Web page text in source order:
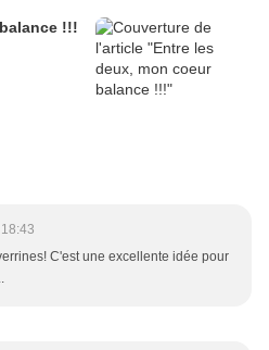
!!!
C'est une excellente idée pour